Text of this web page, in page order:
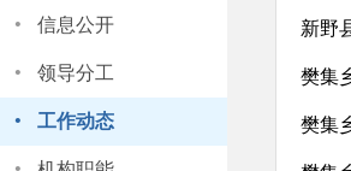
· 信息公开
· 领导分工
· 工作动态
新野
樊集
樊集